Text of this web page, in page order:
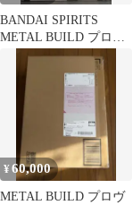
BANDAI SPIRITS
METAL BUILD プロヴ
ィデンスガンダム
¥60,000
METAL BUILD プロヴ